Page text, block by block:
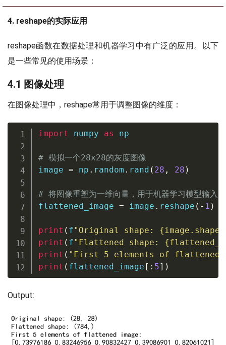
4. reshape的实际应用
reshape函数在数据处理和机器学习中有广泛的应用。以下
是一些常见的使用场景：
4.1 图像处理
在图像处理中，reshape常用于调整图像的维度：
import numpy as np
# 模拟一个28x28的灰度图像
image = np . random . rand ( 28 , 28 )
# 将图像重塑为一维向量，用于机器学习模型输入
flattened_image = image . reshape ( - 1 )
print ( f"Original shape: {image . shape
print ( f"Flattened shape: {
print ( "First 5 elements of flattened
print ( flattened_image [ : 5] )
Output: